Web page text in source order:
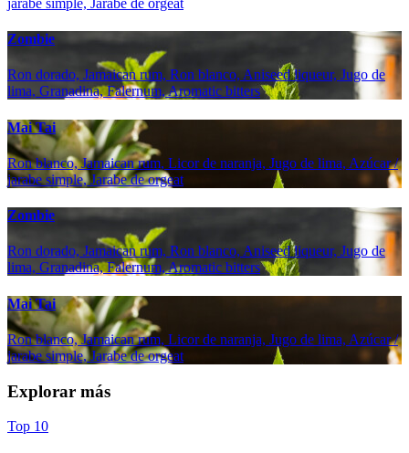
Zombie
Ron dorado, Jamaican rum, Ron blanco, Aniseed liqueur, Jugo de
lima, Granadina, Falernum, Aromatic bitters
Mai Tai
Ron blanco, Jamaican rum, Licor de naranja, Jugo de lima, Azúcar /
jarabe simple, Jarabe de orgeat
Zombie
Ron dorado, Jamaican rum, Ron blanco, Aniseed liqueur, Jugo de
lima, Granadina, Falernum, Aromatic bitters
Mai Tai
Ron blanco, Jamaican rum, Licor de naranja, Jugo de lima, Azúcar /
jarabe simple, Jarabe de orgeat
Explorar más
Top 10